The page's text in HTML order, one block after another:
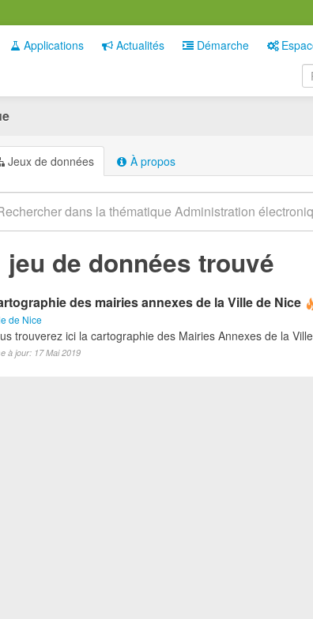
Applications Actualités Démarche
Jeux de données À propos
jeu de données trouvé
des mairies annexes de la Ville de Nice
de Nice
trouverez ici la cartographie des Mairies Annexes de la
à jour: 17 Mai 2019